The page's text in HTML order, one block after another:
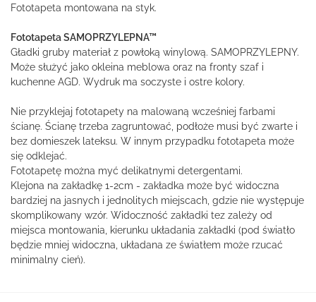
Fototapeta montowana na styk.
Fototapeta SAMOPRZYLEPNA™
Gładki gruby materiał z powłoką winylową. SAMOPRZYLEPNY.
Może służyć jako okleina meblowa oraz na fronty szaf i
kuchenne AGD. Wydruk ma soczyste i ostre kolory.
Nie przyklejaj fototapety na malowaną wcześniej farbami
ścianę. Ścianę trzeba zagruntować, podłoże musi być zwarte i
bez domieszek lateksu. W innym przypadku fototapeta może
się odklejać.
Fototapetę można myć delikatnymi detergentami.
Klejona na zakładkę 1-2cm - zakładka może być widoczna
bardziej na jasnych i jednolitych miejscach, gdzie nie występuje
skomplikowany wzór. Widoczność zakładki tez zależy od
miejsca montowania, kierunku układania zakładki (pod światło
będzie mniej widoczna, układana ze światłem może rzucać
minimalny cień).